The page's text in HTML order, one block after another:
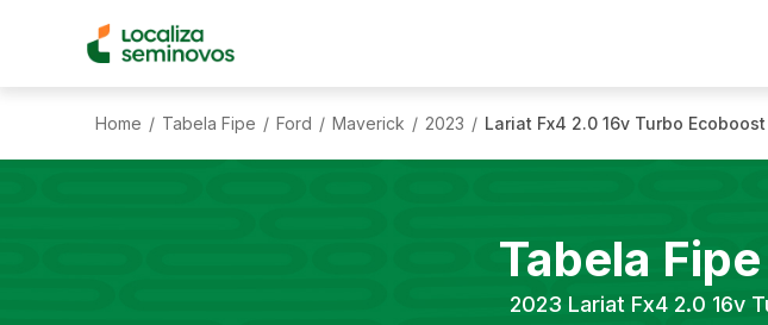
Home / Tabela Fipe / Ford / Maverick / 2023 / Lariat Fx4 2.0 16v Turbo
Tabela Fipe
2023 Lariat Fx4 2.0 16v